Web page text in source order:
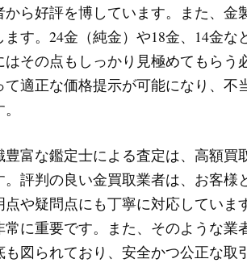
ら好評を博しています。また、金
す。24金（純金）や18金、14金な
その点もしっかり見極めてもらう
適正な価格提示が可能になり、不
豊富な鑑定士による査定は、高額買
評判の良い金買取業者は、お客様
点や疑問点にも丁寧に対応していま
に重要です。また、そのような業
図られており、安全かつ公正な取